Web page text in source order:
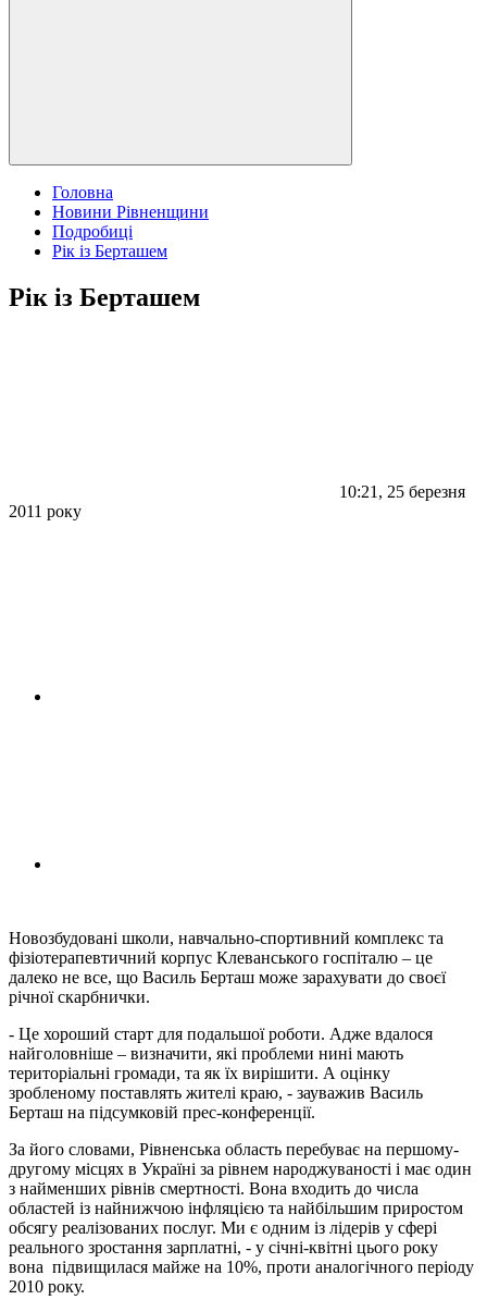
Головна
Новини Рівненщини
Подробиці
Рік із Берташем
Рік із Берташем
10:21, 25 березня
2011 року
Новозбудовані школи, навчально-спортивний комплекс та
фізіотерапевтичний корпус Клеванського госпіталю – це
далеко не все, що Василь Берташ може зарахувати до своєї
річної скарбнички.
- Це хороший старт для подальшої роботи. Адже вдалося
найголовніше – визначити, які проблеми нині мають
територіальні громади, та як їх вирішити. А оцінку
зробленому поставлять жителі краю, - зауважив Василь
Берташ на підсумковій прес-конференції.
За його словами, Рівненська область перебуває на першому-
другому місцях в Україні за рівнем народжуваності і має один
з найменших рівнів смертності. Вона входить до числа
областей із найнижчою інфляцією та найбільшим приростом
обсягу реалізованих послуг. Ми є одним із лідерів у сфері
реального зростання зарплатні, - у січні-квітні цього року
вона підвищилася майже на 10%, проти аналогічного періоду
2010 року.